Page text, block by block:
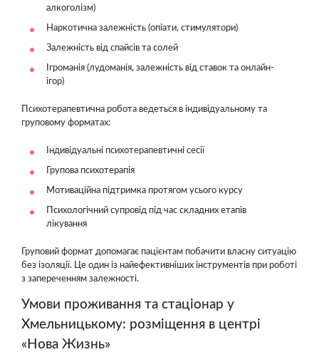
алкоголізм)
Наркотична залежність (опіати, стимулятори)
Залежність від спайсів та солей
Ігроманія (лудоманія, залежність від ставок та онлайн-
ігор)
Психотерапевтична робота ведеться в індивідуальному та
груповому форматах:
Індивідуальні психотерапевтичні сесії
Групова психотерапія
Мотиваційна підтримка протягом усього курсу
Психологічний супровід під час складних етапів
лікування
Груповий формат допомагає пацієнтам побачити власну ситуацію
без ізоляції. Це один із найефективніших інструментів при роботі
з запереченням залежності.
Умови проживання та стаціонар у
Хмельницькому: розміщення в центрі
«Нова Жизнь»